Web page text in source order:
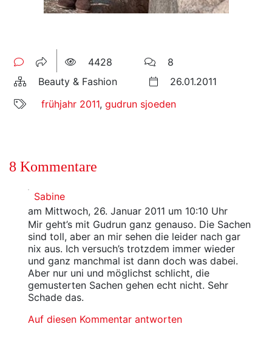
4428
8
Beauty & Fashion
26.01.2011
frühjahr 2011, gudrun sjoeden
8 Kommentare
Sabine
am Mittwoch, 26. Januar 2011 um 10:10 Uhr
Mir geht’s mit Gudrun ganz genauso. Die Sachen
sind toll, aber an mir sehen die leider nach gar
nix aus. Ich versuch’s trotzdem immer wieder
und ganz manchmal ist dann doch was dabei.
Aber nur uni und möglichst schlicht, die
gemusterten Sachen gehen echt nicht. Sehr
Schade das.
Auf diesen Kommentar antworten